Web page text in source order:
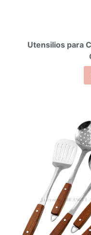
Utensilios para